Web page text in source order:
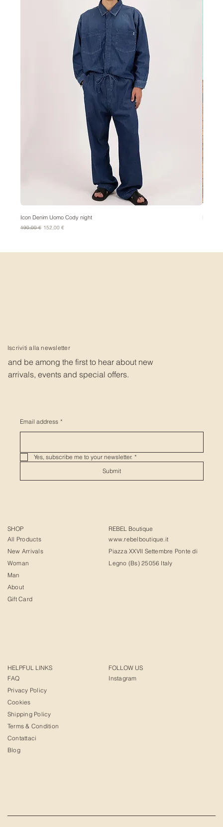
Icon Denim Uomo Cody night
Prezzo regolare
190,00 € Prezzo scontato
152,00 €
Iscriviti alla newsletter
and be among the first to hear about new
arrivals, events and special offers.
Email address *
Yes, subscribe me to your newsletter. *
Submit
SHOP
All Products
New Arrivals
Woman
Man
About
Gift Card
REBEL Boutique
www.rebelboutique.it
Piazza XXVII Settembre Ponte di
Legno (Bs) 25056 Italy
HELPFUL LINKS
FAQ
Privacy Policy
Cookies
Shipping Policy
Terms & Condition
Contattaci
Blog
FOLLOW US
Instagram